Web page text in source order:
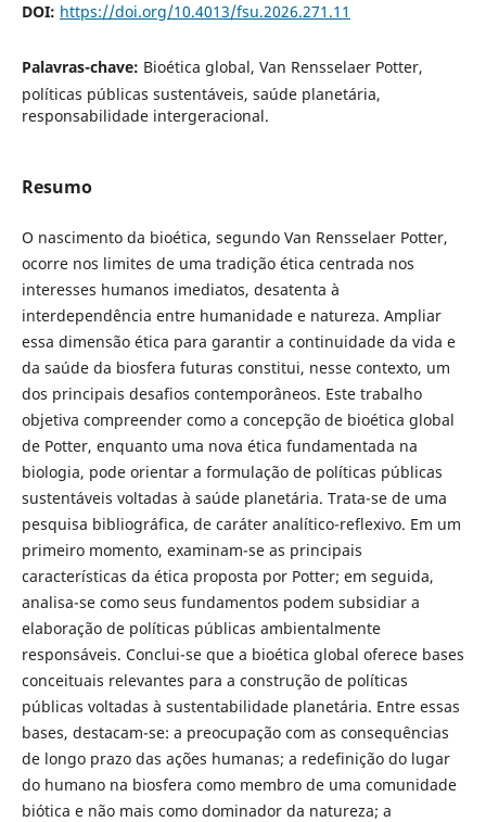
DOI: https://doi.org/10.4013/fsu.2026.271.11
Palavras-chave: Bioética global, Van Rensselaer Potter,
políticas públicas sustentáveis, saúde planetária,
responsabilidade intergeracional.
Resumo
O nascimento da bioética, segundo Van Rensselaer Potter,
ocorre nos limites de uma tradição ética centrada nos
interesses humanos imediatos, desatenta à
interdependência entre humanidade e natureza. Ampliar
essa dimensão ética para garantir a continuidade da vida e
da saúde da biosfera futuras constitui, nesse contexto, um
dos principais desafios contemporâneos. Este trabalho
objetiva compreender como a concepção de bioética global
de Potter, enquanto uma nova ética fundamentada na
biologia, pode orientar a formulação de políticas públicas
sustentáveis voltadas à saúde planetária. Trata-se de uma
pesquisa bibliográfica, de caráter analítico-reflexivo. Em um
primeiro momento, examinam-se as principais
características da ética proposta por Potter; em seguida,
analisa-se como seus fundamentos podem subsidiar a
elaboração de políticas públicas ambientalmente
responsáveis. Conclui-se que a bioética global oferece bases
conceituais relevantes para a construção de políticas
públicas voltadas à sustentabilidade planetária. Entre essas
bases, destacam-se: a preocupação com as consequências
de longo prazo das ações humanas; a redefinição do lugar
do humano na biosfera como membro de uma comunidade
biótica e não mais como dominador da natureza; a